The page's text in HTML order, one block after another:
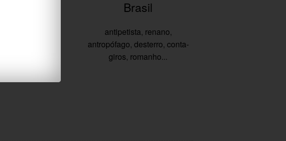
Brasil
antipetista, renano,
antropófago, desterro, conta-
giros, romanho...